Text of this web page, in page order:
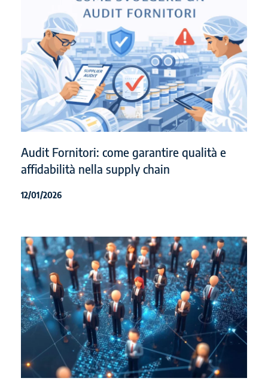
Audit Fornitori: come garantire qualità e
affidabilità nella supply chain
12/01/2026